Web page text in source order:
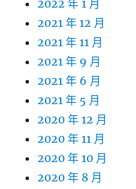
2022 年 1 月
2021 年 12 月
2021 年 11 月
2021 年 9 月
2021 年 6 月
2021 年 5 月
2020 年 12 月
2020 年 11 月
2020 年 10 月
2020 年 8 月